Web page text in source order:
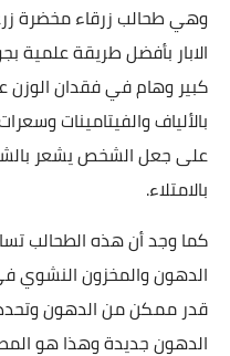
‏وهي طحالب زرقاء مخضرة
الابار بأفضل طريقة علمية
كبير وهام في فقدان الوزن
بالألياف والفيتامينات
على جعل الشخص يشعر
بالامتلاء.
‏كما وجد أن هذه الطحالب
الدهون والمخزون النشوي
قدر ممكن من الدهون
الدهون جديدة وهذا هو